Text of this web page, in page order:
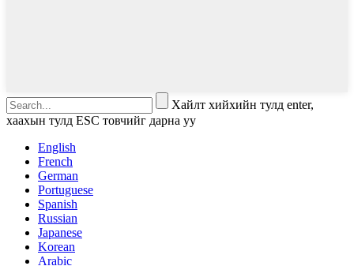
Хайлт хийхийн тулд enter,
хаахын тулд ESC товчийг дарна уу
English
French
German
Portuguese
Spanish
Russian
Japanese
Korean
Arabic